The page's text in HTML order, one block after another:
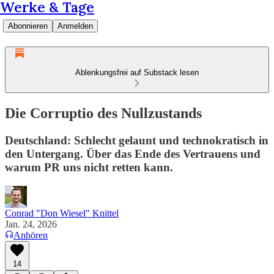
Werke & Tage
Abonnieren Anmelden
Ablenkungsfrei auf Substack lesen
Die Corruptio des Nullzustands
Deutschland: Schlecht gelaunt und technokratisch in
den Untergang. Über das Ende des Vertrauens und
warum PR uns nicht retten kann.
Conrad "Don Wiesel" Knittel
Jan. 24, 2026
Anhören
14